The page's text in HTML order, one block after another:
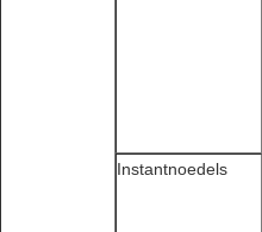
Instantnoedels